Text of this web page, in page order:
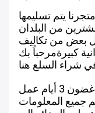
يتم تسليمها
من البلدان
بعض من تكاليف
كبيرةمرحباً بك
شراء السلع هنا
عادةً ما نرسل البضائع في غضون 3 أيام عمل
جميع المعلومات